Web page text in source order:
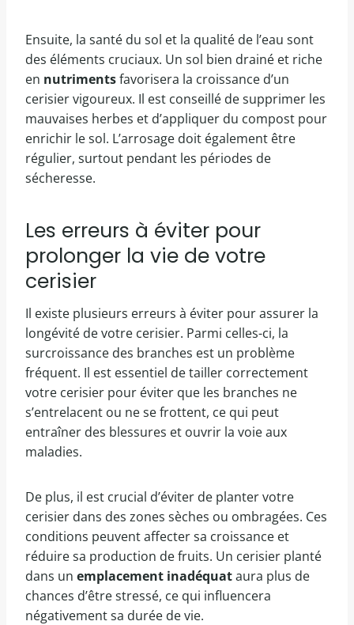
Ensuite, la santé du sol et la qualité de l’eau sont
des éléments cruciaux. Un sol bien drainé et riche
en nutrimentsfavorisera la croissance d’un
cerisier vigoureux. Il est conseillé de supprimer les
mauvaises herbes et d’appliquer du compost pour
enrichir le sol. L’arrosage doit également être
régulier, surtout pendant les périodes de
sécheresse.
Les erreurs à éviter pour
prolonger la vie de votre
cerisier
Il existe plusieurs erreurs à éviter pour assurer la
longévité de votre cerisier. Parmi celles-ci, la
surcroissance des branches est un problème
fréquent. Il est essentiel de tailler correctement
votre cerisier pour éviter que les branches ne
s’entrelacent ou ne se frottent, ce qui peut
entraîner des blessures et ouvrir la voie aux
maladies.
De plus, il est crucial d’éviter de planter votre
cerisier dans des zones sèches ou ombragées. Ces
conditions peuvent affecter sa croissance et
réduire sa production de fruits. Un cerisier planté
dans un emplacement inadéquataura plus de
chances d’être stressé, ce qui influencera
négativement sa durée de vie.